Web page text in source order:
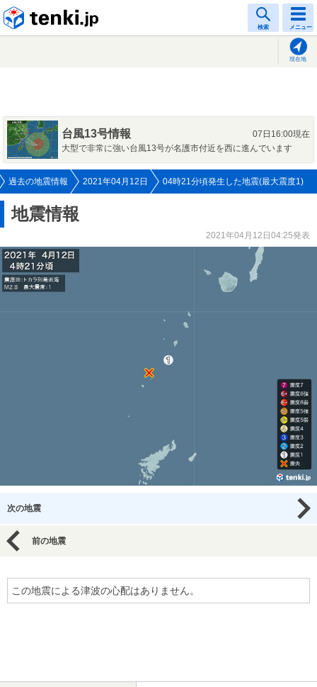
検索 メニュー
現在地
台風13号情報
07日16:00現在
大型で非常に強い台風13号が名護市付近を西に進んでいます
過去の地震情報 2021年04月12日 04時21分頃発生した地震(最大震度1)
地震情報
2021年04月12日04:25発表
次の地震
前の地震
この地震による津波の心配はありません。